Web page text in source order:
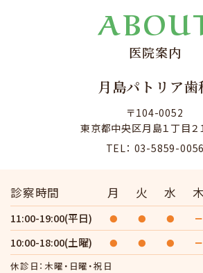
医院案内
月島パトリア歯
〒104-0052
東京都中央区月島１丁目２
TEL： 03-5859-0056
診察時間 月 火 水 木
11:00-19:00(平日) ● ● ● ー
10:00-18:00(土曜) ● ● ● ー
休診日：木曜・日曜・祝日